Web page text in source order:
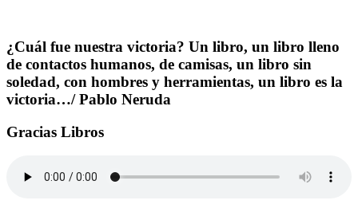
¿Cuál fue nuestra victoria? Un libro, un libro lleno
de contactos humanos, de camisas, un libro sin
soledad, con hombres y herramientas, un libro es la
victoria…/ Pablo Neruda
Gracias Libros